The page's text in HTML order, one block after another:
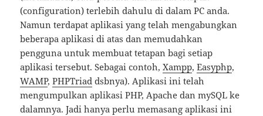
(configuration) terlebih dahulu di dalam PC anda.
Namun terdapat aplikasi yang telah mengabungkan
beberapa aplikasi di atas dan memudahkan
pengguna untuk membuat tetapan bagi setiap
aplikasi tersebut. Sebagai contoh,Xampp,Easyphp,
WAMP,PHPTriad dsbnya). Aplikasi ini telah
mengumpulkan aplikasi PHP, Apache dan mySQL ke
dalamnya. Jadi hanya perlu memasang aplikasi ini